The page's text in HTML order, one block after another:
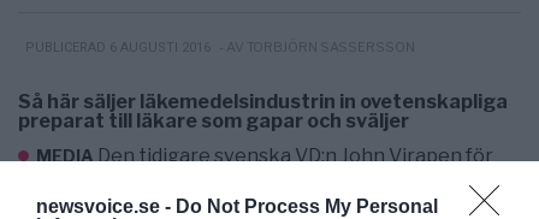
newsvoice.se - Do Not Process My Personal
PUBLICERAD 6 AUGUSTI 2016 - AV TORBJÖRN SASSERSSON
Så här säljer läkemedelsindustrin in ovetenskapliga
preparat till läkare som gapar och sväljer
MEDIA Den tidigare svenska VD:n John Virapen för
läkemedelsjätten Eli Lilly avslöjade för NewsVoice
innan hans bortgång hur läkemedelsbolagen flera år